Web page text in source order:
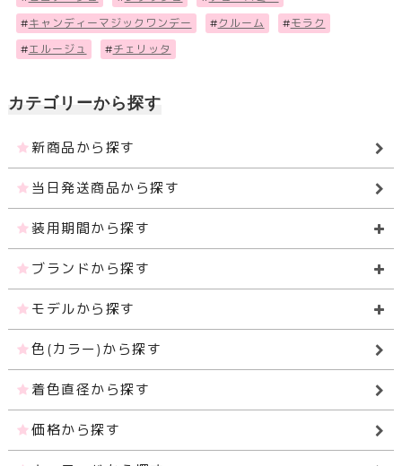
#キャンディーマジックワンデー #クルーム #モラク
#エルージュ #チェリッタ
カテゴリーから探す
新商品から探す
当日発送商品から探す
装用期間から探す
ブランドから探す
モデルから探す
色(カラー)から探す
着色直径から探す
価格から探す